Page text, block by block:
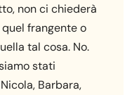
non ci chiederà
frangente o
tal cosa. No.
stati
Barbara,